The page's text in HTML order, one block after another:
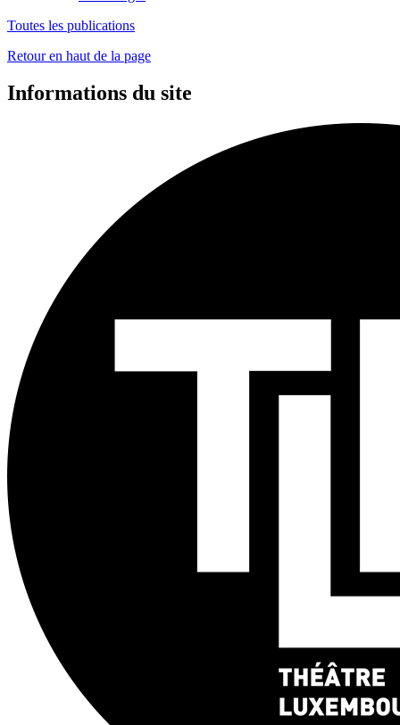
Toutes les publications
Retour en haut de la page
Informations du site